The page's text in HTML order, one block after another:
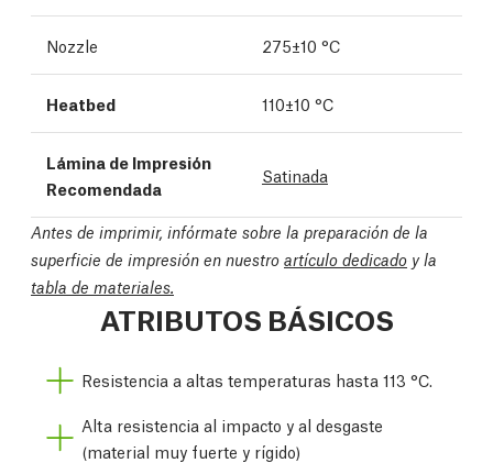
Nozzle 275±10 °C
Heatbed 110±10 °C
Lámina de Impresión
Recomendada
Satinada
Antes de imprimir, infórmate sobre la preparación de la
superficie de impresión en nuestro artículo dedicado y la
tabla de materiales.
ATRIBUTOS BÁSICOS
Resistencia a altas temperaturas hasta 113 °C.
Alta resistencia al impacto y al desgaste
(material muy fuerte y rígido)